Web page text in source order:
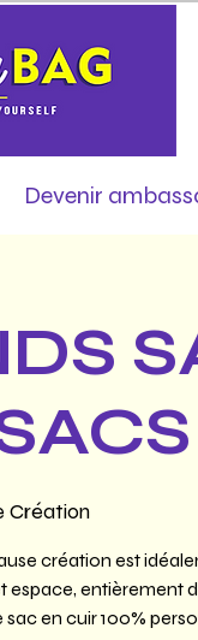
Devenir
Création
création est
espace, entièrement
en cuir 100%